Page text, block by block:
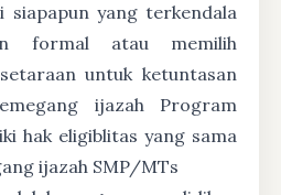
siapapun yang terkendala
formal atau memilih
untuk ketuntasan
ijazah Program
hak eligiblitas yang sama
ijazah SMP/MTs